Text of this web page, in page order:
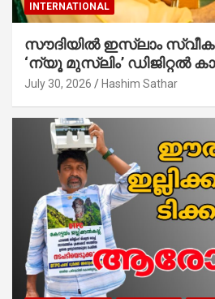
INTERNATIONAL
സൗദിയില്‍ ഇസ്‌ലാം
‘ന്യൂ മുസ്ലിം’ ഡിജിറ്റല്‍
ആരംഭിച്ചു
July 30, 2026 Hashim Sathar